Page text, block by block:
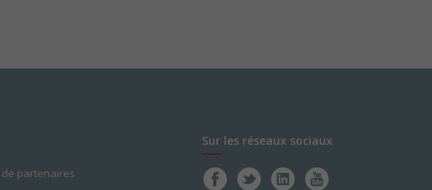
partenaires
Sur les réseaux sociaux